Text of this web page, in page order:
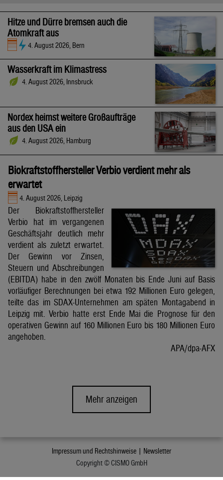
Hitze und Dürre bremsen auch die
Atomkraft aus
4. August 2026, Bern
Wasserkraft im Klimastress
4. August 2026, Innsbruck
Nordex heimst weitere Großaufträge
aus den USA ein
4. August 2026, Hamburg
Biokraftstoffhersteller Verbio verdient mehr als
erwartet
4. August 2026, Leipzig
Der Biokraftstoffhersteller
Verbio hat im vergangenen
Geschäftsjahr deutlich mehr
verdient als zuletzt erwartet.
Der Gewinn vor Zinsen,
Steuern und Abschreibungen
(EBITDA) habe in den zwölf Monaten bis Ende Juni auf Basis
vorläufiger Berechnungen bei etwa 192 Millionen Euro gelegen,
teilte das im SDAX-Unternehmen am späten Montagabend in
Leipzig mit. Verbio hatte erst Ende Mai die Prognose für den
operativen Gewinn auf 160 Millionen Euro bis 180 Millionen Euro
angehoben.
APA/dpa-AFX
Mehr anzeigen
Impressum und Rechtshinweise | Newsletter
Copyright © CISMO GmbH